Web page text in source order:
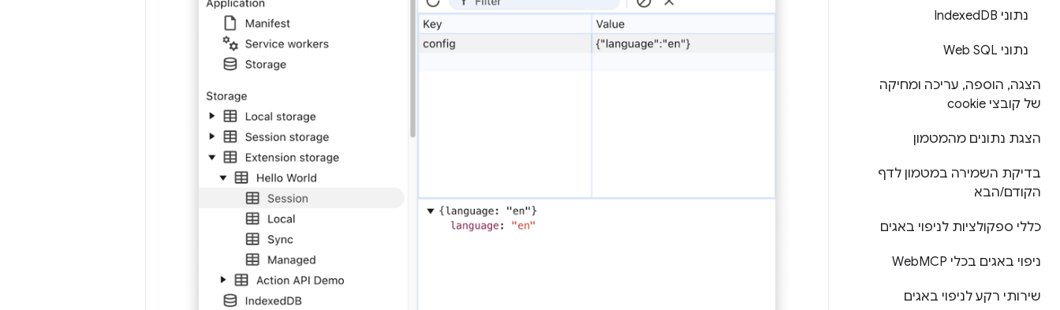
נתוני Indexed DB
נתוני Web SQL
הצגה, הוספה, עריכה ומחיקה
של קובצי cookie
הצגת נתונים מהמטמון
בדיקת השמירה במטמון לדף
הקודם/הבא
כללי ספקולציות לניפוי באגים
ניפוי באגים בכלי Web MCP
שירותי רקע לניפוי באגים